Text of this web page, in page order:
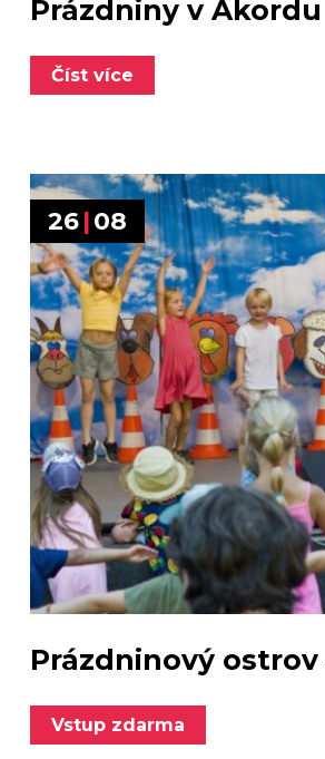
Prázdniny v Akordu
Číst více
26 |08
Prázdninový ostrov
Vstup zdarma